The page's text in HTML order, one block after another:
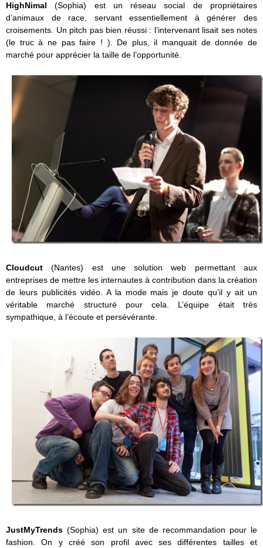
HighNimal(Sophia) est un réseau social de propriétaires
d’animaux de race, servant essentiellement à générer des
croisements. Un pitch pas bien réussi : l’intervenant lisait ses notes
(le truc à ne pas faire ! ). De plus, il manquait de donnée de
marché pour apprécier la taille de l’opportunité.
Cloudcut (Nantes) est une solution web permettant aux
entreprises de mettre les internautes à contribution dans la création
de leurs publicités vidéo. A la mode mais je doute qu’il y ait un
véritable marché structuré pour cela. L’équipe était très
sympathique, à l’écoute et persévérante.
JustMyTrends(Sophia) est un site de recommandation pour le
fashion. On y créé son profil avec ses différentes tailles et